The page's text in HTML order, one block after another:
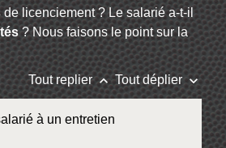
de licenciement ? Le salarié a-t-il
? Nous faisons le point sur la
Tout replierkeyboard_arrow_up Tout déplierkeyboard_arrow_down
à un entretien